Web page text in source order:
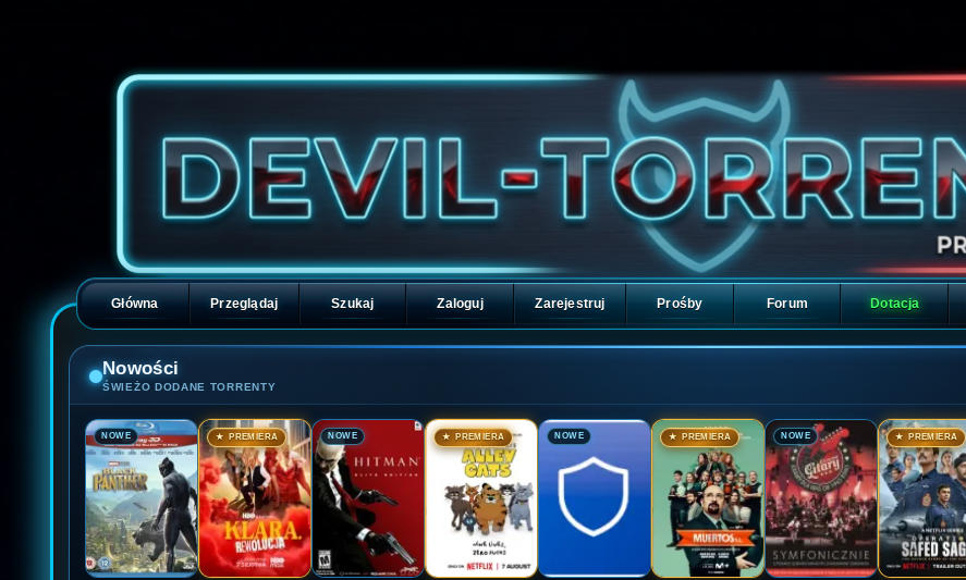
Główna Przeglądaj Szukaj Zaloguj Zarejestruj Prośby Forum Dotacja
Nowości
ŚWIEŻO DODANE TORRENTY
🎬NOWE 🎬★ PREMIERA 🎬NOWE 🎬★ PREMIERA 🎬NOWE 🎬★ PREMIERA 🎬NOWE 🎬★ PREMIERA